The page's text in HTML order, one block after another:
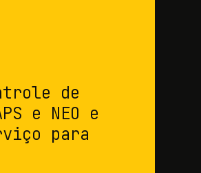
de
e NEO e
para